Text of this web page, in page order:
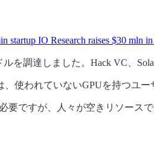
startup IO Research raises $30 mln
ルを調達しました。Hack VC、
、使われていないGPUを持つユー
要ですが、人々が空きリソース